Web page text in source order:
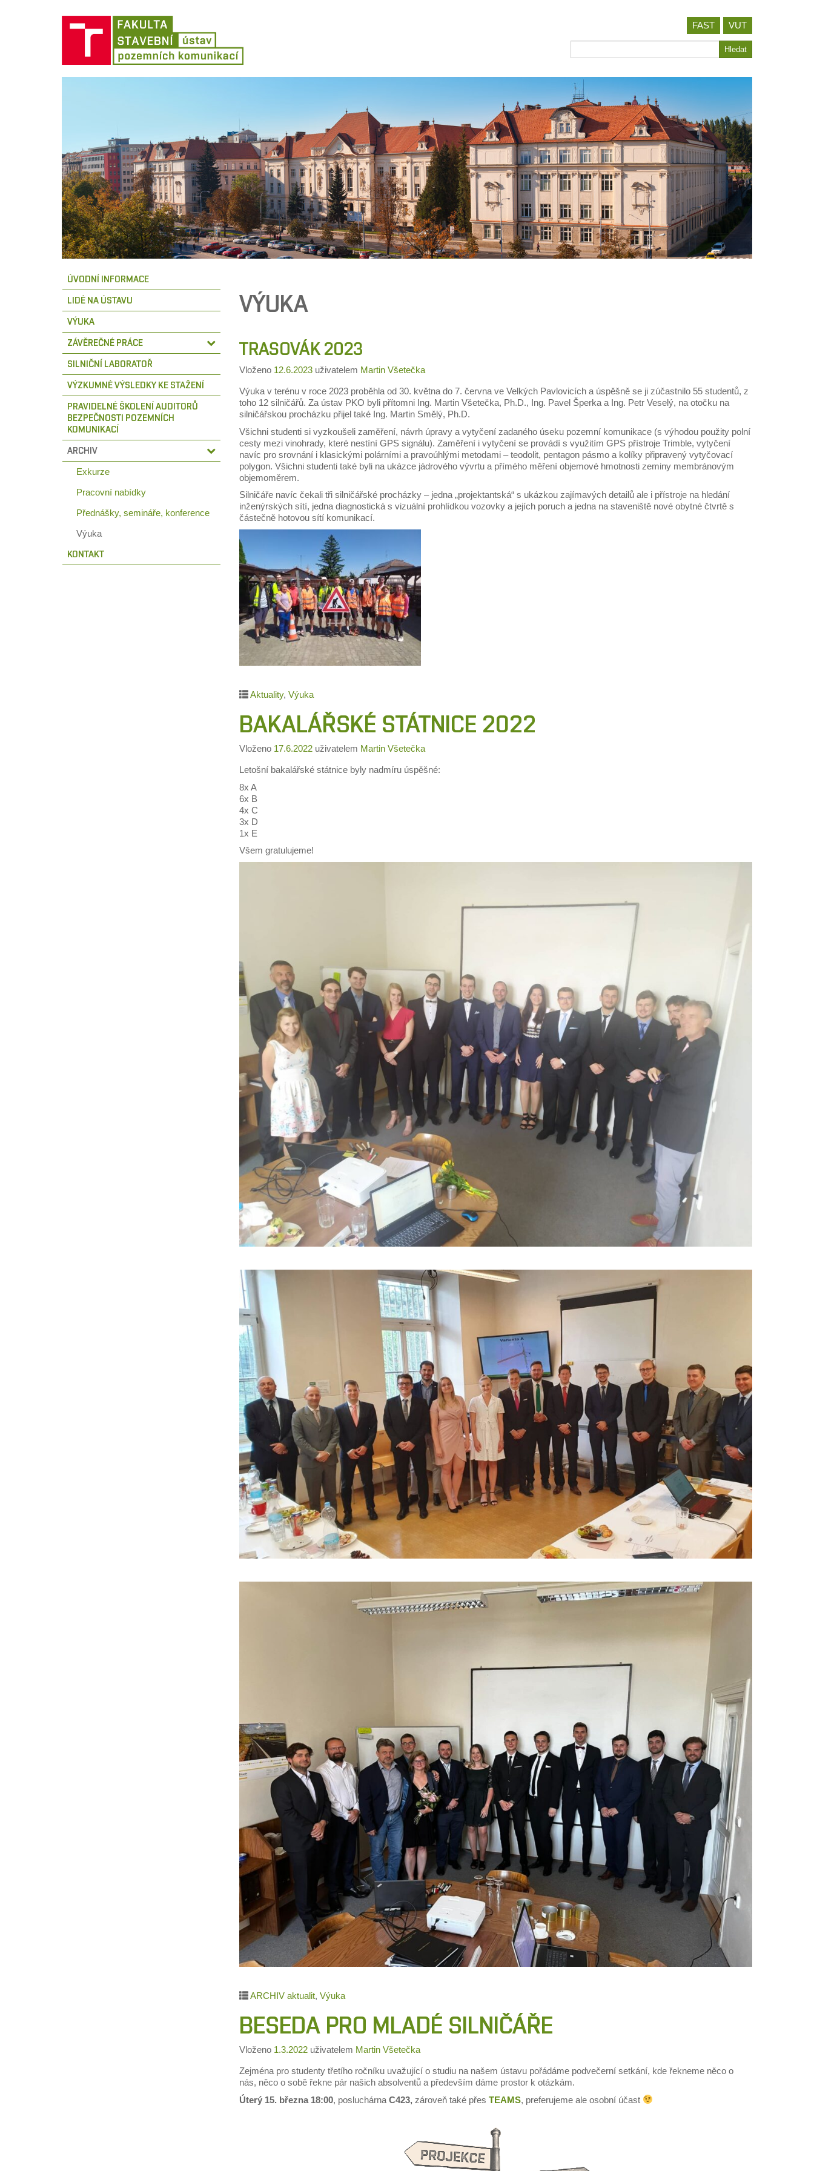
FAST
VUT
Hledat
ÚVODNÍ INFORMACE
LIDÉ NA ÚSTAVU
VÝUKA
ZÁVĚREČNÉ PRÁCE
SILNIČNÍ LABORATOŘ
VÝZKUMNÉ VÝSLEDKY KE STAŽENÍ
PRAVIDELNÉ ŠKOLENÍ AUDITORŮ
BEZPEČNOSTI POZEMNÍCH
KOMUNIKACÍ
ARCHIV
Exkurze
Pracovní nabídky
Přednášky, semináře, konference
Výuka
KONTAKT
VÝUKA
TRASOVÁK 2023
Vloženo 12.6.2023 uživatelem Martin Všetečka
Výuka v terénu v roce 2023 proběhla od 30. května do 7. června ve Velkých Pavlovicích a úspěšně se ji zúčastnilo 55 studentů, z
toho 12 silničářů. Za ústav PKO byli přítomni Ing. Martin Všetečka, Ph.D., Ing. Pavel Šperka a Ing. Petr Veselý, na otočku na
silničářskou procházku přijel také Ing. Martin Smělý, Ph.D.
Všichni studenti si vyzkoušeli zaměření, návrh úpravy a vytyčení zadaného úseku pozemní komunikace (s výhodou použity polní
cesty mezi vinohrady, které nestíní GPS signálu). Zaměření i vytyčení se provádí s využitím GPS přístroje Trimble, vytyčení
navíc pro srovnání i klasickými polárními a pravoúhlými metodami – teodolit, pentagon pásmo a kolíky připravený vytyčovací
polygon. Všichni studenti také byli na ukázce jádrového vývrtu a přímého měření objemové hmotnosti zeminy membránovým
objemoměrem.
Silničáře navíc čekali tři silničářské procházky – jedna „projektantská“ s ukázkou zajímavých detailů ale i přístroje na hledání
inženýrských sítí, jedna diagnostická s vizuální prohlídkou vozovky a jejích poruch a jedna na staveniště nové obytné čtvrtě s
částečně hotovou sítí komunikací.
Aktuality, Výuka
BAKALÁŘSKÉ STÁTNICE 2022
Vloženo 17.6.2022 uživatelem Martin Všetečka
Letošní bakalářské státnice byly nadmíru úspěšné:
8x A
6x B
4x C
3x D
1x E
Všem gratulujeme!
ARCHIV aktualit, Výuka
BESEDA PRO MLADÉ SILNIČÁŘE
Vloženo 1.3.2022 uživatelem Martin Všetečka
Zejména pro studenty třetího ročníku uvažující o studiu na našem ústavu pořádáme podvečerní setkání, kde řekneme něco o
nás, něco o sobě řekne pár našich absolventů a především dáme prostor k otázkám.
Úterý 15. března 18:00, posluchárna C423, zároveň také přes TEAMS, preferujeme ale osobní účast